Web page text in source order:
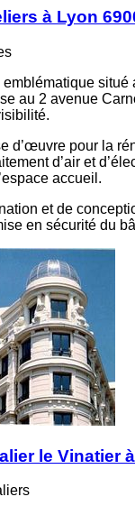
à Lyon
emblématique
au 2 avenue
d’œuvre pour la
d’air et
accueil.
et de
en sécurité du
le Vinatier